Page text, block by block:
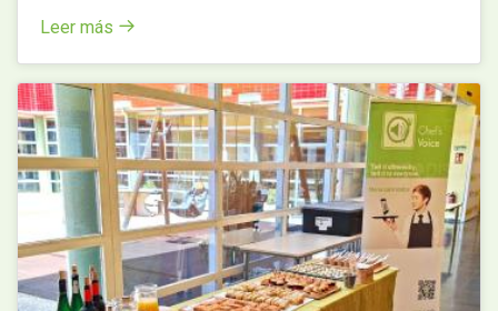
Leer más